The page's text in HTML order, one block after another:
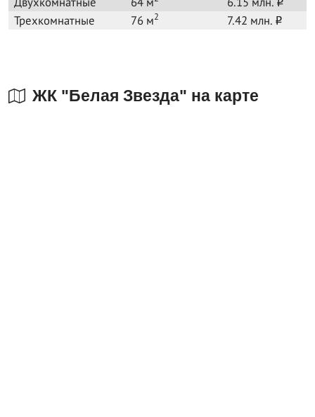
Трехкомнатные 76 м2 7.42 млн. o
ЖК "Белая Звезда" на карте